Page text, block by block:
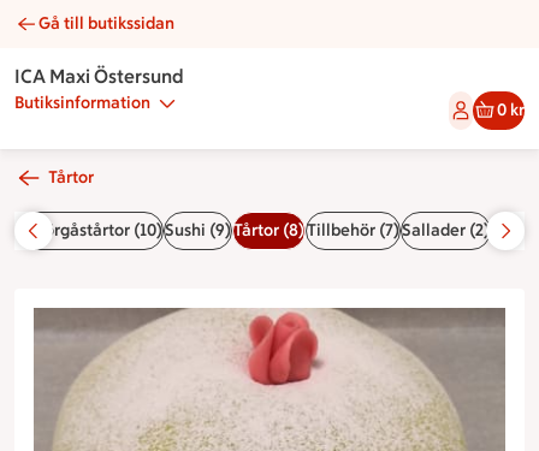
Prinsesstårta | Catering ICA Maxi Östersund
Gå till butikssidan
ICA Maxi Östersund
Butiksinformation 0 kr
Tårtor
Smörgåstårtor (10)Sushi (9)Tårtor (8)Tillbehör (7)Sallader (2)